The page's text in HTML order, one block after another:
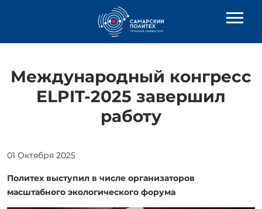
Международный конгресс
ELPIT-2025 завершил
работу
01 Октября 2025
Политех выступил в числе организаторов
масштабного экологического форума